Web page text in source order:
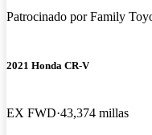
Patrocinado porFamily
2021 Honda CR-V
EX FWD 43,374 millas